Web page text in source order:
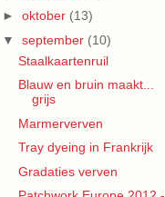
► oktober (13)
▼ september (10)
Staalkaartenruil
Blauw en bruin maakt...
grijs
Marmerverven
Tray dyeing in Frankrijk
Gradaties verven